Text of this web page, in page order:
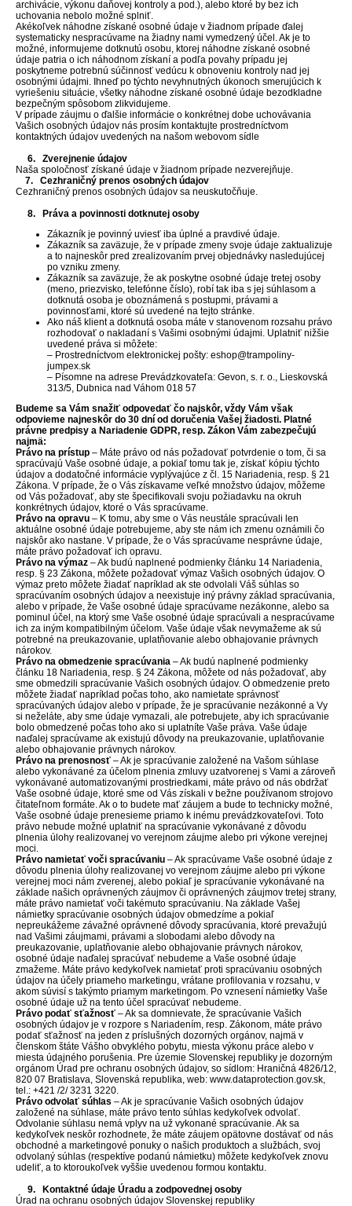
archivácie, výkonu daňovej kontroly a pod.), alebo ktoré by bez ich
uchovania nebolo možné splniť.
Akékoľvek náhodne získané osobné údaje v žiadnom prípade ďalej
systematicky nespracúvame na žiadny nami vymedzený účel. Ak je to
možné, informujeme dotknutú osobu, ktorej náhodne získané osobné
údaje patria o ich náhodnom získaní a podľa povahy prípadu jej
poskytneme potrebnú súčinnosť vedúcu k obnoveniu kontroly nad jej
osobnými údajmi. Ihneď po týchto nevyhnutných úkonoch smerujúcich k
vyriešeniu situácie, všetky náhodne získané osobné údaje bezodkladne
bezpečným spôsobom zlikvidujeme.
V prípade záujmu o ďalšie informácie o konkrétnej dobe uchovávania
Vašich osobných údajov nás prosím kontaktujte prostredníctvom
kontaktných údajov uvedených na našom webovom sídle
6. Zverejnenie údajov
Naša spoločnosť získané údaje v žiadnom prípade nezverejňuje.
7. Cezhraničný prenos osobných údajov
Cezhraničný prenos osobných údajov sa neuskutočňuje.
8. Práva a povinnosti dotknutej osoby
Zákazník je povinný uviesť iba úplné a pravdivé údaje.
Zákazník sa zaväzuje, že v prípade zmeny svoje údaje zaktualizuje
a to najneskôr pred zrealizovaním prvej objednávky nasledujúcej
po vzniku zmeny.
Zákazník sa zaväzuje, že ak poskytne osobné údaje tretej osoby
(meno, priezvisko, telefónne číslo), robí tak iba s jej súhlasom a
dotknutá osoba je oboznámená s postupmi, právami a
povinnosťami, ktoré sú uvedené na tejto stránke.
Ako náš klient a dotknutá osoba máte v stanovenom rozsahu právo
rozhodovať o nakladaní s Vašimi osobnými údajmi. Uplatniť nižšie
uvedené práva si môžete:
– Prostredníctvom elektronickej pošty: eshop@trampoliny-
jumpex.sk
– Písomne na adrese Prevádzkovateľa: Gevon, s. r. o., Lieskovská
313/5, Dubnica nad Váhom 018 57
Budeme sa Vám snažiť odpovedať čo najskôr, vždy Vám však
odpovieme najneskôr do 30 dní od doručenia Vašej žiadosti. Platné
právne predpisy a Nariadenie GDPR, resp. Zákon Vám zabezpečujú
najmä:
Právo na prístup – Máte právo od nás požadovať potvrdenie o tom, či sa
spracúvajú Vaše osobné údaje, a pokiaľ tomu tak je, získať kópiu týchto
údajov a dodatočné informácie vyplývajúce z čl. 15 Nariadenia, resp. § 21
Zákona. V prípade, že o Vás získavame veľké množstvo údajov, môžeme
od Vás požadovať, aby ste špecifikovali svoju požiadavku na okruh
konkrétnych údajov, ktoré o Vás spracúvame.
Právo na opravu – K tomu, aby sme o Vás neustále spracúvali len
aktuálne osobné údaje potrebujeme, aby ste nám ich zmenu oznámili čo
najskôr ako nastane. V prípade, že o Vás spracúvame nesprávne údaje,
máte právo požadovať ich opravu.
Právo na výmaz – Ak budú naplnené podmienky článku 14 Nariadenia,
resp. § 23 Zákona, môžete požadovať výmaz Vašich osobných údajov. O
výmaz preto môžete žiadať napríklad ak ste odvolali Váš súhlas so
spracúvaním osobných údajov a neexistuje iný právny základ spracúvania,
alebo v prípade, že Vaše osobné údaje spracúvame nezákonne, alebo sa
pominul účel, na ktorý sme Vaše osobné údaje spracúvali a nespracúvame
ich za iným kompatibilným účelom. Vaše údaje však nevymažeme ak sú
potrebné na preukazovanie, uplatňovanie alebo obhajovanie právnych
nárokov.
Právo na obmedzenie spracúvania – Ak budú naplnené podmienky
článku 18 Nariadenia, resp. § 24 Zákona, môžete od nás požadovať, aby
sme obmedzili spracúvanie Vašich osobných údajov. O obmedzenie preto
môžete žiadať napríklad počas toho, ako namietate správnosť
spracúvaných údajov alebo v prípade, že je spracúvanie nezákonné a Vy
si neželáte, aby sme údaje vymazali, ale potrebujete, aby ich spracúvanie
bolo obmedzené počas toho ako si uplatníte Vaše práva. Vaše údaje
naďalej spracúvame ak existujú dôvody na preukazovanie, uplatňovanie
alebo obhajovanie právnych nárokov.
Právo na prenosnosť – Ak je spracúvanie založené na Vašom súhlase
alebo vykonávané za účelom plnenia zmluvy uzatvorenej s Vami a zároveň
vykonávané automatizovanými prostriedkami, máte právo od nás obdržať
Vaše osobné údaje, ktoré sme od Vás získali v bežne používanom strojovo
čitateľnom formáte. Ak o to budete mať záujem a bude to technicky možné,
Vaše osobné údaje prenesieme priamo k inému prevádzkovateľovi. Toto
právo nebude možné uplatniť na spracúvanie vykonávané z dôvodu
plnenia úlohy realizovanej vo verejnom záujme alebo pri výkone verejnej
moci.
Právo namietať voči spracúvaniu – Ak spracúvame Vaše osobné údaje z
dôvodu plnenia úlohy realizovanej vo verejnom záujme alebo pri výkone
verejnej moci nám zverenej, alebo pokiaľ je spracúvanie vykonávané na
základe našich oprávnených záujmov či oprávnených záujmov tretej strany,
máte právo namietať voči takémuto spracúvaniu. Na základe Vašej
námietky spracúvanie osobných údajov obmedzíme a pokiaľ
nepreukážeme závažné oprávnené dôvody spracúvania, ktoré prevažujú
nad Vašimi záujmami, právami a slobodami alebo dôvody na
preukazovanie, uplatňovanie alebo obhajovanie právnych nárokov,
osobné údaje naďalej spracúvať nebudeme a Vaše osobné údaje
zmažeme. Máte právo kedykoľvek namietať proti spracúvaniu osobných
údajov na účely priameho marketingu, vrátane profilovania v rozsahu, v
akom súvisí s takýmto priamym marketingom. Po vznesení námietky Vaše
osobné údaje už na tento účel spracúvať nebudeme.
Právo podať sťažnosť – Ak sa domnievate, že spracúvanie Vašich
osobných údajov je v rozpore s Nariadením, resp. Zákonom, máte právo
podať sťažnosť na jeden z príslušných dozorných orgánov, najmä v
členskom štáte Vášho obvyklého pobytu, miesta výkonu práce alebo v
miesta údajného porušenia. Pre územie Slovenskej republiky je dozorným
orgánom Úrad pre ochranu osobných údajov, so sídlom: Hraničná 4826/12,
820 07 Bratislava, Slovenská republika, web: www.dataprotection.gov.sk,
tel.: +421 /2/ 3231 3220.
Právo odvolať súhlas – Ak je spracúvanie Vašich osobných údajov
založené na súhlase, máte právo tento súhlas kedykoľvek odvolať.
Odvolanie súhlasu nemá vplyv na už vykonané spracúvanie. Ak sa
kedykoľvek neskôr rozhodnete, že máte záujem opätovne dostávať od nás
obchodné a marketingové ponuky o našich produktoch a službách, svoj
odvolaný súhlas (respektíve podanú námietku) môžete kedykoľvek znovu
udeliť, a to ktoroukoľvek vyššie uvedenou formou kontaktu.
9. Kontaktné údaje Úradu a zodpovednej osoby
Úrad na ochranu osobných údajov Slovenskej republiky